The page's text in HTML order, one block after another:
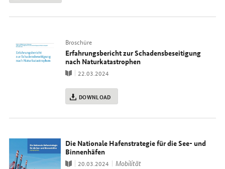
Typ
Broschüre
Erfahrungsbericht zur Schadensbeseitigung
nach Naturkatastrophen
Publikation
22.03.2024
DOWNLOAD
Die Nationale Hafenstrategie für die See- und
Binnenhäfen
Publikation
20.03.2024 Thema
Mobilität